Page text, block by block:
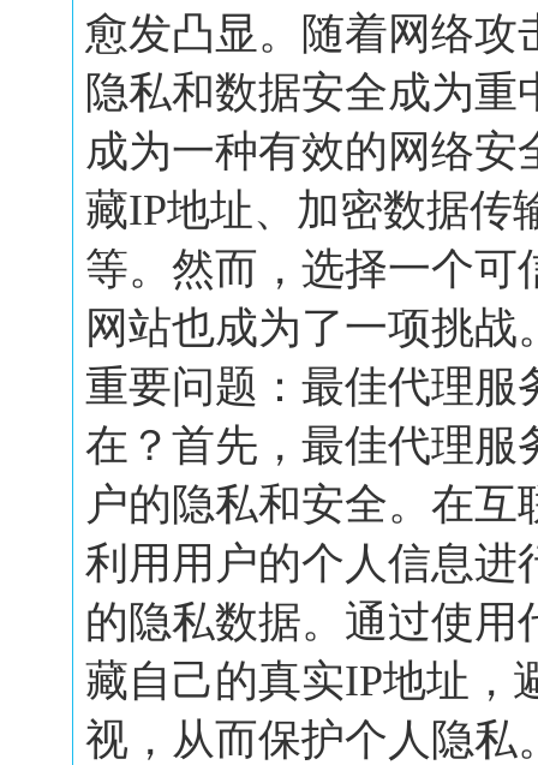
愈发凸显。随着网络攻
隐私和数据安全成为
成为一种有效的网络
藏IP地址、加密数据传
等。然而，选择一个可
网站也成为了一项挑
重要问题：最佳代理服
在？首先，最佳代理服
户的隐私和安全。在
利用用户的个人信息进
的隐私数据。通过使
藏自己的真实IP地址，
视，从而保护个人隐私